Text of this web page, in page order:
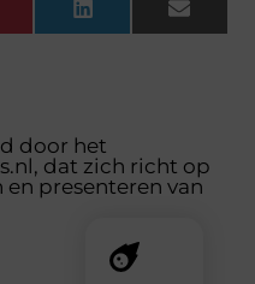
LinkedInEmail
door het
dat zich richt op
presenteren van